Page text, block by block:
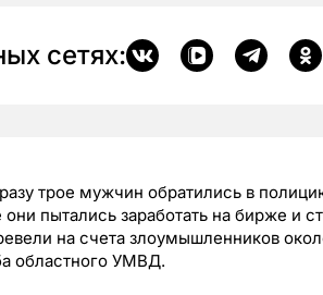
сетях:
трое мужчин обратились в
пытались заработать на бирже и
на счета злоумышленников
областного УМВД.